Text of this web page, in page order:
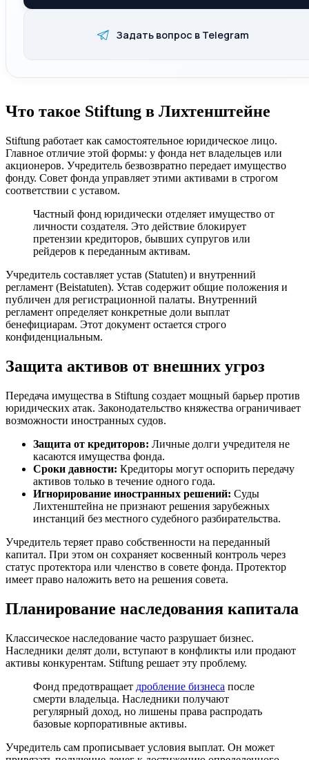
Задать вопрос в Telegram
Что такое Stiftung в Лихтенштейне
Stiftung работает как самостоятельное юридическое лицо.
Главное отличие этой формы: у фонда нет владельцев или
акционеров. Учредитель безвозвратно передает имущество
фонду. Совет фонда управляет этими активами в строгом
соответствии с уставом.
Частный фонд юридически отделяет имущество от
личности создателя. Это действие блокирует
претензии кредиторов, бывших супругов или
рейдеров к переданным активам.
Учредитель составляет устав (Statuten) и внутренний
регламент (Beistatuten). Устав содержит общие положения и
публичен для регистрационной палаты. Внутренний
регламент определяет конкретные доли выплат
бенефициарам. Этот документ остается строго
конфиденциальным.
Защита активов от внешних угроз
Передача имущества в Stiftung создает мощный барьер против
юридических атак. Законодательство княжества ограничивает
возможности иностранных судов.
Защита от кредиторов: Личные долги учредителя не
касаются имущества фонда.
Сроки давности: Кредиторы могут оспорить передачу
активов только в течение одного года.
Игнорирование иностранных решений: Суды
Лихтенштейна не признают решения зарубежных
инстанций без местного судебного разбирательства.
Учредитель теряет право собственности на переданный
капитал. При этом он сохраняет косвенный контроль через
статус протектора или членство в совете фонда. Протектор
имеет право наложить вето на решения совета.
Планирование наследования капитала
Классическое наследование часто разрушает бизнес.
Наследники делят доли, вступают в конфликты или продают
активы конкурентам. Stiftung решает эту проблему.
Фонд предотвращает дробление бизнеса после
смерти владельца. Наследники получают
регулярный доход, но лишены права распродать
базовые корпоративные активы.
Учредитель сам прописывает условия выплат. Он может